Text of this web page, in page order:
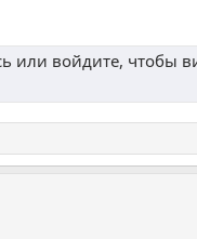
или войдите, чтобы